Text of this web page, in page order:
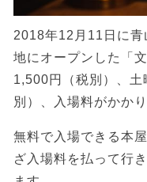
2018年12月11日に
地にオープンした「
1,500円（税別）、
別）、入場料がかかり
無料で入場できる本
ざ入場料を払って行